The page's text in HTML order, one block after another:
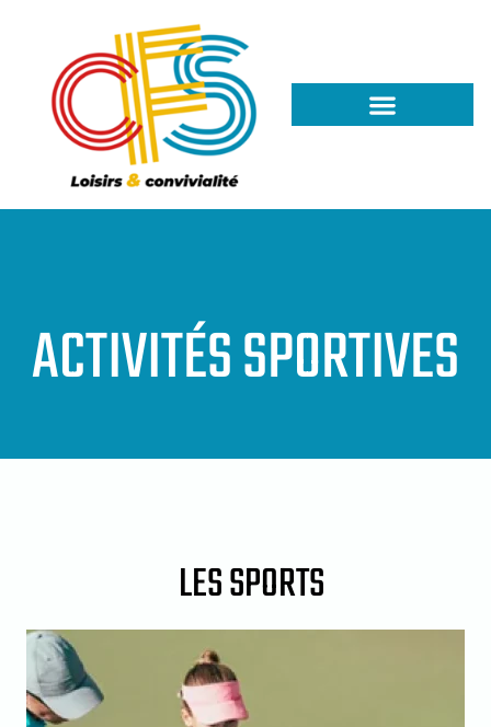
ACTIVITÉS SPORTIVES
LES SPORTS